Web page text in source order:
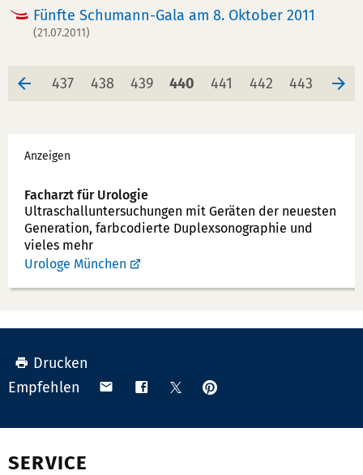
Fünfte Schumann-Gala am 8. Oktober 2011
(21.07.2011)
Seite
437 Seite
438 Seite
439 Seite
440 Seite
441 Seite
442 Seite
443
Werbung
Anzeigen
Facharzt für Urologie
Ultraschallunter­suchungen mit Geräten der neuesten
Generation, farbcodierte Duplex­sonographie und
vieles mehr
Urologe München
Drucken
Empfehlen
Teilen Teilen TeilenAnpinnen
SERVICE